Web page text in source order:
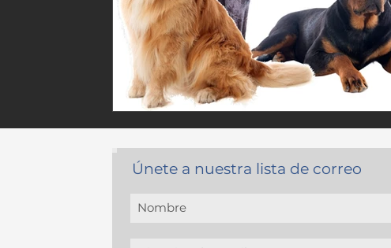
Únete a nuestra lista de correo